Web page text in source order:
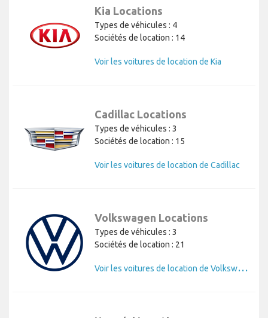
Kia Locations
Types de véhicules : 4
Sociétés de location : 14
Voir les voitures de location de Kia
Cadillac Locations
Types de véhicules : 3
Sociétés de location : 15
Voir les voitures de location de Cadillac
Volkswagen Locations
Types de véhicules : 3
Sociétés de location : 21
V
oir les voitures de location de Volkswagen